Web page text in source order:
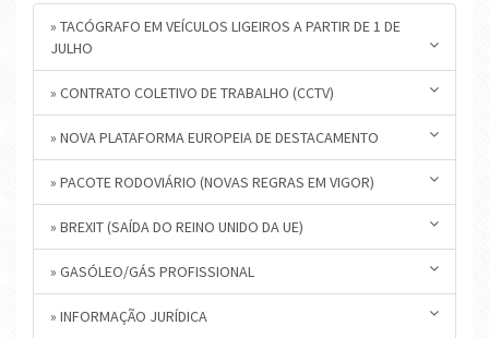
» TACÓGRAFO EM VEÍCULOS LIGEIROS A PARTIR DE 1 DE
JULHO
» CONTRATO COLETIVO DE TRABALHO (CCTV)
» NOVA PLATAFORMA EUROPEIA DE DESTACAMENTO
» PACOTE RODOVIÁRIO (NOVAS REGRAS EM VIGOR)
» BREXIT (SAÍDA DO REINO UNIDO DA UE)
» GASÓLEO/GÁS PROFISSIONAL
» INFORMAÇÃO JURÍDICA